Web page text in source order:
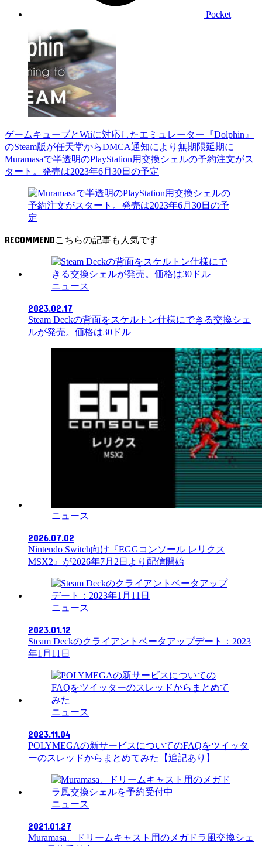
Pocket
ゲームキューブとWiiに対応したエミュレーター『Dolphin』
のSteam版が任天堂からDMCA通知により無期限延期に
Muramasaで半透明のPlayStation用交換シェルの予約注文がス
タート。発売は2023年6月30日の予定
RECOMMEND
ニュース
2023.02.17
Steam Deckの背面をスケルトン仕様にできる交換シェ
ルが発売。価格は30ドル
ニュース
2026.07.02
Nintendo Switch向け『EGGコンソール レリクス
MSX2』が2026年7月2日より配信開始
ニュース
2023.01.12
Steam Deckのクライアントベータアップデート：2023
年1月11日
ニュース
2023.11.04
POLYMEGAの新サービスについてのFAQをツイッタ
ーのスレッドからまとめてみた【追記あり】
ニュース
2021.01.27
Muramasa、ドリームキャスト用のメガドラ風交換シェ